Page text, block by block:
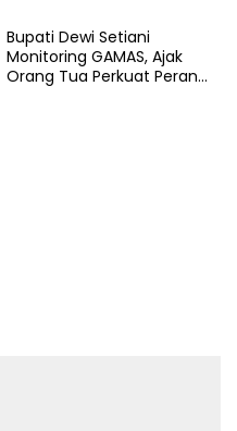
Bupati Dewi Setiani
Monitoring GAMAS, Ajak
Orang Tua Perkuat Peran